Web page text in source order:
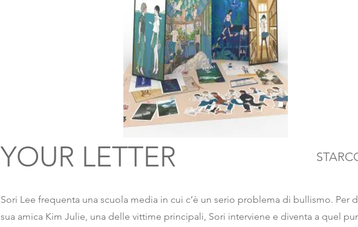
YOUR LETTER
Sori Lee frequenta una scuola media in cui c’è un serio problema di bullismo. Per
sua amica Kim Julie, una delle vittime principali, Sori interviene e diventa a quel